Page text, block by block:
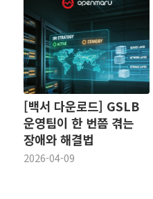
[백서 다운로드] GSLB
운영팀이 한 번쯤 겪는
장애와 해결법
2026-04-09